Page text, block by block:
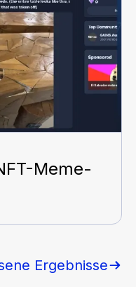
Meme-
Ergebnisse